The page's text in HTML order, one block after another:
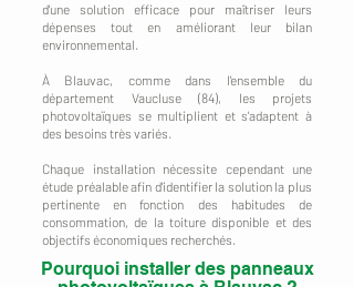
d'une solution efficace pour maîtriser leurs
dépenses tout en améliorant leur bilan
environnemental.
À Blauvac, comme dans l'ensemble du
département Vaucluse (84), les projets
photovoltaïques se multiplient et s'adaptent à
des besoins très variés.
Chaque installation nécessite cependant une
étude préalable afin d'identifier la solution la plus
pertinente en fonction des habitudes de
consommation, de la toiture disponible et des
objectifs économiques recherchés.
Pourquoi installer des panneaux